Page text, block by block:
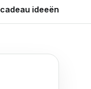
cadeau ideeën